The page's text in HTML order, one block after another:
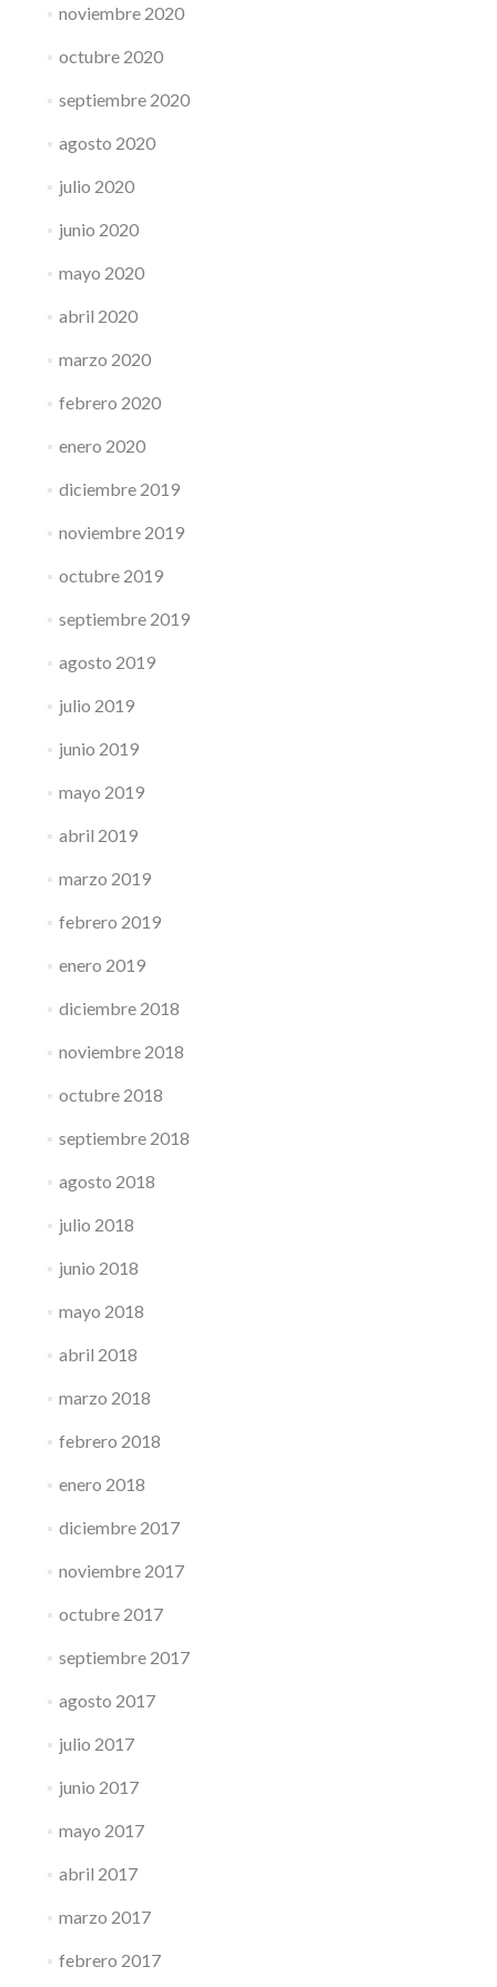
noviembre 2020
octubre 2020
septiembre 2020
agosto 2020
julio 2020
junio 2020
mayo 2020
abril 2020
marzo 2020
febrero 2020
enero 2020
diciembre 2019
noviembre 2019
octubre 2019
septiembre 2019
agosto 2019
julio 2019
junio 2019
mayo 2019
abril 2019
marzo 2019
febrero 2019
enero 2019
diciembre 2018
noviembre 2018
octubre 2018
septiembre 2018
agosto 2018
julio 2018
junio 2018
mayo 2018
abril 2018
marzo 2018
febrero 2018
enero 2018
diciembre 2017
noviembre 2017
octubre 2017
septiembre 2017
agosto 2017
julio 2017
junio 2017
mayo 2017
abril 2017
marzo 2017
febrero 2017